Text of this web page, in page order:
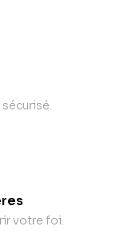
votre foi.